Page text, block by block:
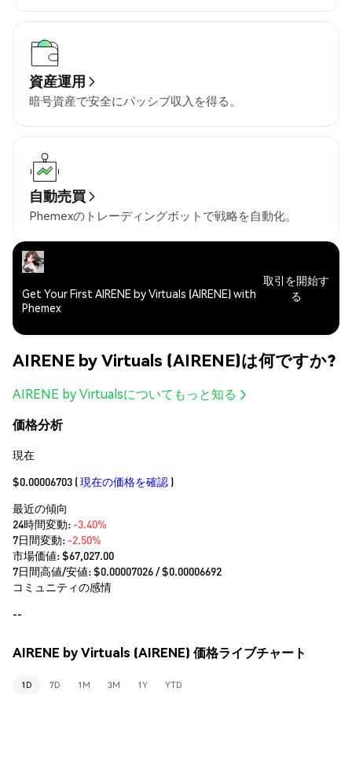
資産運用
暗号資産で安全にパッシブ収入を得る。
自動売買
Phemexのトレーディングボットで戦略を自動化。
Get Your First AIRENE by Virtuals (AIRENE) with
Phemex
取引を開始す
る
AIRENE by Virtuals (AIRENE)は何ですか?
AIRENE by Virtualsについてもっと知る
価格分析
現在
$0.00006703 (現在の価格を確認 )
最近の傾向
24時間変動: -3.40%
7日間変動: -2.50%
市場価値:$67,027.00
7日間高値/安値: $0.00007026/ $0.00006692
コミュニティの感情
--
AIRENE by Virtuals (AIRENE) 価格ライブチャート
1D 7D 1M 3M 1Y YTD